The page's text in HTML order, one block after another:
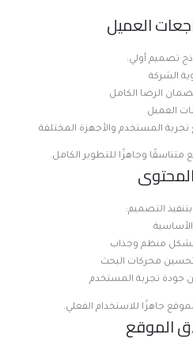
العميل
تصميم أولي:
الشركة
الرضا الكامل
العميل
المستخدم والأجهزة المختلفة
وجاهزًا للتطوير الكامل.
التصميم:
بشكل منظم وجذاب
محركات البحث
جودة تجربة المستخدم
جاهزًا للاستخدام الفعلي.
الموقع